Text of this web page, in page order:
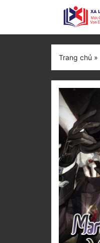
Trang chủ »